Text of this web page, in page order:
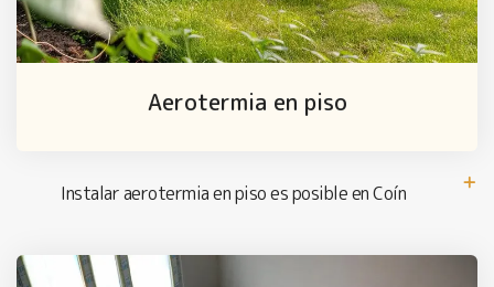
Aerotermia en piso
Instalar aerotermia en piso es posible en Coín